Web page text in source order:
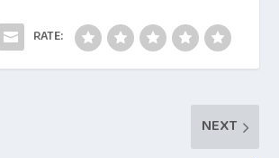
p
p RATE:
NEXT